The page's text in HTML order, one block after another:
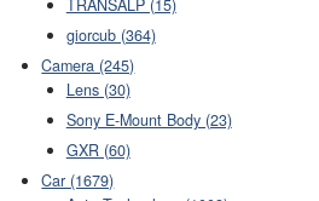
TRANSALP (15)
giorcub (364)
Camera (245)
Lens (30)
Sony E-Mount Body (23)
GXR (60)
Car (1679)